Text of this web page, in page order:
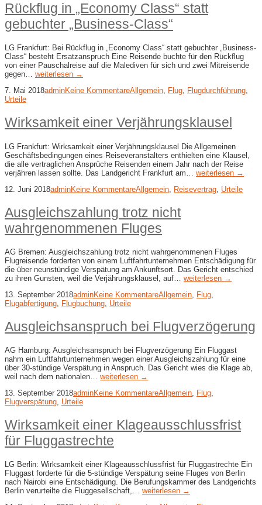
Rückflug in „Economy Class“ statt
gebuchter „Business-​Class“
LG Frankfurt: Bei Rückflug in „Economy Class“ statt gebuchter „Business-​
Class“ besteht Ersatzanspruch Eine Reisende buchte für den Rückflug
von einer Pauschalreise auf die Malediven für sich und zwei Mitreisende
gegen… weiterlesen →
7. Mai 2018adminKeine KommentareAllgemein, Flug, Flugdurchführung,
Urteile
Wirksamkeit einer Verjährungsklausel
LG Frankfurt: Wirksamkeit einer Verjährungsklausel Die Allgemeinen
Geschäftsbedingungen eines Reiseveranstalters enthielten eine Klausel,
die alle vertraglichen Ansprüche Reisenden einem Jahr nach der Reise
verjähren lassen sollte. Das Landgericht Frankfurt am… weiterlesen →
12. Juni 2018adminKeine KommentareAllgemein Reisevertrag Urteile
Ausgleichszahlung trotz nicht
wahrgenommenen Fluges
AG Bremen: Ausgleichszahlung trotz nicht wahrgenommenen Fluges
Flugreisende forderten von einem Luftfahrtunternehmen Entschädigung für
die über neunstündige Verspätung am Ankunftsort. Das Gericht entschied
zu ihren Gunsten, weil die Verjährungsklausel, auf… weiterlesen →
13. September 2018adminKeine KommentareAllgemein Flug
Flugabfertigung Flugbuchung Urteile
Ausgleichsanspruch bei Flugverzögerung
AG Hamburg: Ausgleichsanspruch bei Flugverzögerung Ein Fluggast
nahm ein Luftfahrtunternehmen wegen einer Ausgleichszahlung für eine
über 30-stündige Verspätung in Anspruch. Das Gericht wies die Klage ab,
weil nach dem nationalen… weiterlesen →
13. September 2018adminKeine KommentareAllgemein Flug
Flugverspätung Urteile
Wirksamkeit einer Klageausschlussfrist
für Fluggastrechte
LG Berlin: Wirksamkeit einer Klageausschlussfrist für Fluggastrechte Ein
Fluggast forderte für die 5-stündige Verspätung seine Fluges von Berlin
nach Nairobi eine Entschädigung. Die Berufungskammer des Landgerichts
Berlin verurteilte die Fluggesellschaft,… weiterlesen →